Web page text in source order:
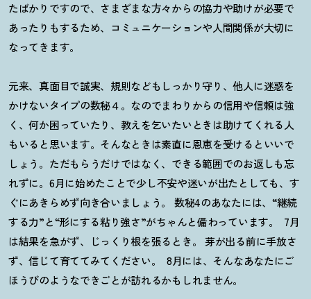
たばかりですので、さまざまな方々からの協力や助けが必要で
あったりもするため、コミュニケーションや人間関係が大切に
なってきます。
元来、真面目で誠実、規則などもしっかり守り、他人に迷惑を
かけないタイプの数秘４。なのでまわりからの信用や信頼は強
く、何か困っていたり、教えを乞いたいときは助けてくれる人
もいると思います。そんなときは素直に恩恵を受けるといいで
しょう。ただもらうだけではなく、できる範囲でのお返しも忘
れずに。 6月に始めたことで少し不安や迷いが出たとしても、す
ぐにあきらめず向き合いましょう。 数秘4のあなたには、“継続
する力”と“形にする粘り強さ”がちゃんと備わっています。
7月
は結果を急がず、じっくり根を張るとき。 芽が出る前に手放さ
ず、信じて育ててみてください。
8月には、そんなあなたにご
ほうびのようなできごとが訪れるかもしれません。